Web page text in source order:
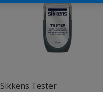
Sikkens Tester